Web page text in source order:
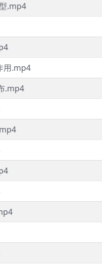
.mp4
用.mp4
.mp4